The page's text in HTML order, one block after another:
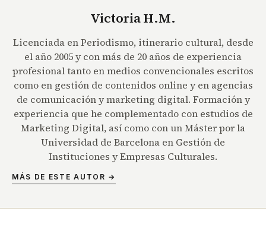
Victoria H.M.
Licenciada en Periodismo, itinerario cultural, desde
el año 2005 y con más de 20 años de experiencia
profesional tanto en medios convencionales escritos
como en gestión de contenidos online y en agencias
de comunicación y marketing digital. Formación y
experiencia que he complementado con estudios de
Marketing Digital, así como con un Máster por la
Universidad de Barcelona en Gestión de
Instituciones y Empresas Culturales.
MÁS DE ESTE AUTOR →